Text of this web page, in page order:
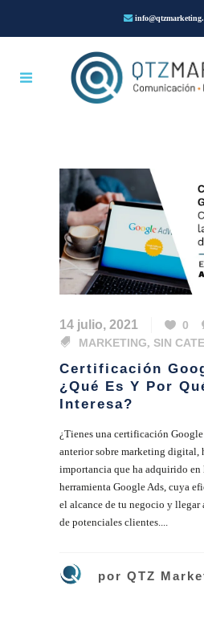
14 julio, 2021 0
MARKETING, SIN
Certificación
¿Qué Es Y Por
Interesa?
¿Tienes una certificación
anterior sobre marketing digital,
importancia que ha adquirido
herramienta Google Ads, cuya
el alcance de tu negocio y llegar
de potenciales clientes....
por QTZ